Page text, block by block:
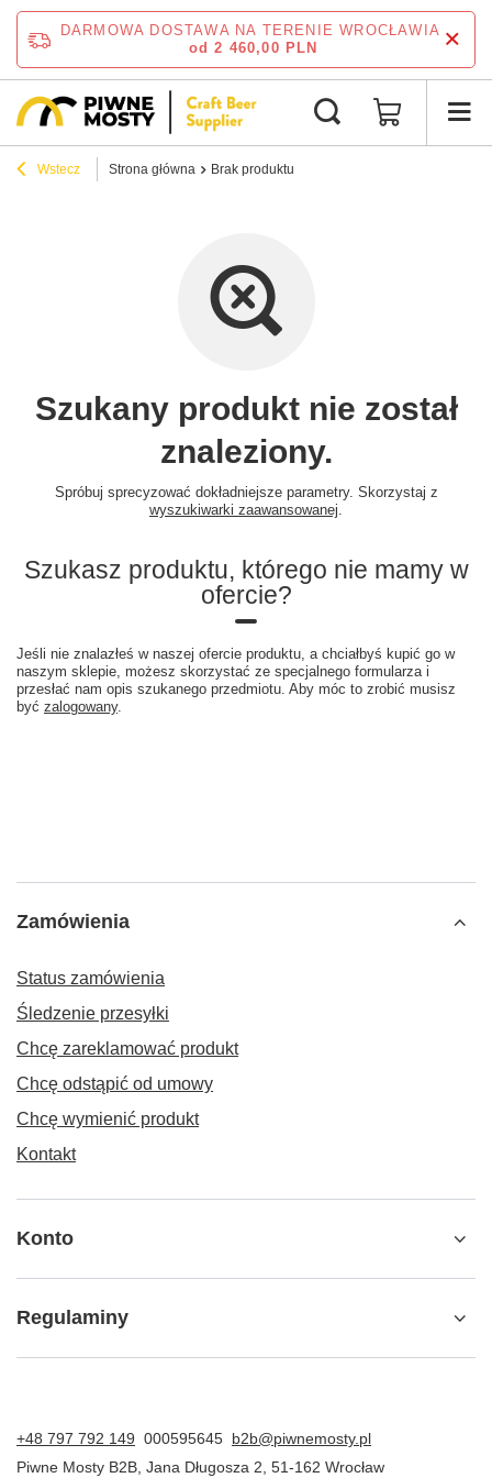
DARMOWA DOSTAWA NA TERENIE WROCŁAWIA
od 2 460,00 PLN
Wstecz Strona główna Brak produktu
Szukany produkt nie został
znaleziony.
Spróbuj sprecyzować dokładniejsze parametry. Skorzystaj z
wyszukiwarki zaawansowanej
Szukasz produktu, którego nie mamy w
ofercie?
Jeśli nie znalazłeś w naszej ofercie produktu, a chciałbyś kupić go w
naszym sklepie, możesz skorzystać ze specjalnego formularza i
przesłać nam opis szukanego przedmiotu. Aby móc to zrobić musisz
być zalogowany.
Zamówienia
Status zamówienia
Śledzenie przesyłki
Chcę zareklamować produkt
Chcę odstąpić od umowy
Chcę wymienić produkt
Kontakt
Konto
Regulaminy
+48 797 792 149 000595645 b2b@piwnemosty.pl
Piwne Mosty B2B Jana Długosza 2 51-162 Wrocław